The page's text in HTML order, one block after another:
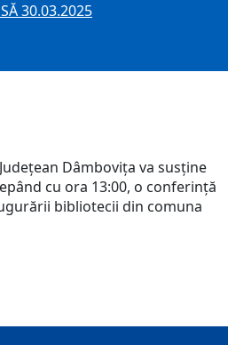
30.03.2025
Dâmbovița va susține
cu ora 13:00, o conferință
bibliotecii din comuna